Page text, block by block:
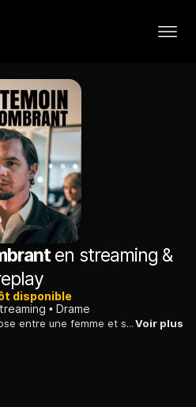
en streaming &
disponible
Drame
Un soir, un procureur s'interpose entre une femme et son compagnon violent en frappant ce dernier à la tête. Le lendemain, l'individu est retrouvé mort.Voir plus